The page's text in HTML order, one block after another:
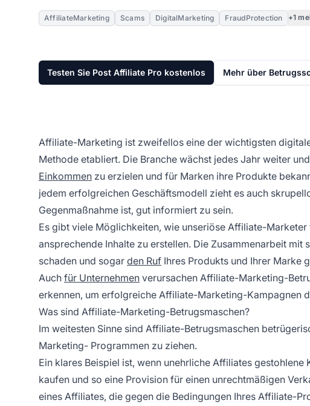
AffiliateMarketing Scams DigitalMarketing FraudProtection +1
Testen Sie Post Affiliate Pro kostenlos Mehr über
Affiliate-Marketing ist zweifellos eine der wichtigsten
Methode etabliert. Die Branche wächst jedes Jahr weiter
Einkommen zu erzielen und für Marken ihre Produkte
jedem erfolgreichen Geschäftsmodell zieht es auch
Gegenmaßnahme ist, gut informiert zu sein.
Es gibt viele Möglichkeiten, wie unseriöse Affiliate-
ansprechende Inhalte zu erstellen. Die Zusammenarbeit
schaden und sogar den Ruf Ihres Produkts und Ihrer Marke
Auch für Unternehmen verursachen Affiliate-Marketing-
erkennen, um erfolgreiche Affiliate-Marketing-Kampagnen
Was sind Affiliate-Marketing-Betrugsmaschen?
Im weitesten Sinne sind Affiliate-Betrugsmaschen
Marketing- Programmen zu ziehen.
Ein klares Beispiel ist, wenn unehrliche Affiliates gestohlene
kaufen und so eine Provision für einen unrechtmäßigen
eines Affiliates, die gegen die Bedingungen Ihres Affiliate-